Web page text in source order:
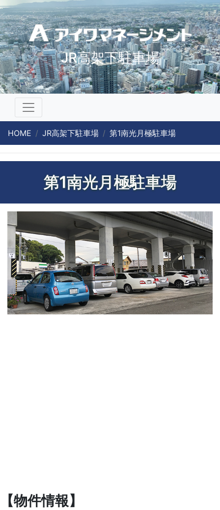
JR高架下駐車場
HOME JR高架下駐車場 第1南光月極駐車場
第1南光月極駐車場
【物件情報】